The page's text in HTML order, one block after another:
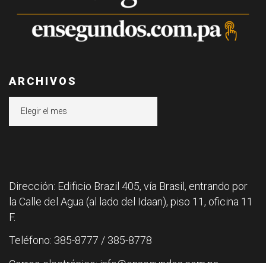
ARCHIVOS
Dirección: Edificio Brazil 405, vía Brasil, entrando por
la Calle del Agua (al lado del Idaan), piso 11, oficina 11
F.
Teléfono: 385-8777 / 385-8778